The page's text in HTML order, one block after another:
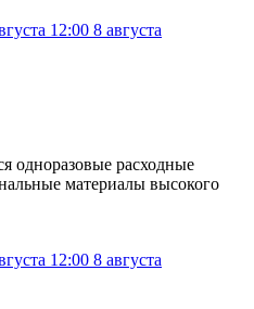
12:00 8 августа
одноразовые расходные
материалы высокого
12:00 8 августа